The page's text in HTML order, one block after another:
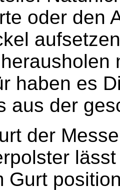
oder den
haben es
aus der
der
Gurt